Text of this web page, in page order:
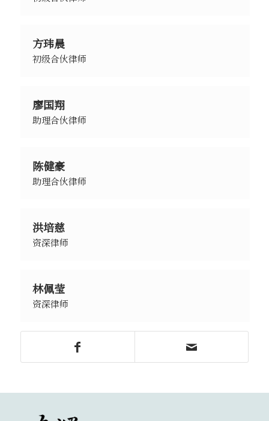
方玮晨
初级合伙律师
廖国翔
助理合伙律师
陈健豪
助理合伙律师
洪培慈
资深律师
林佩莹
资深律师